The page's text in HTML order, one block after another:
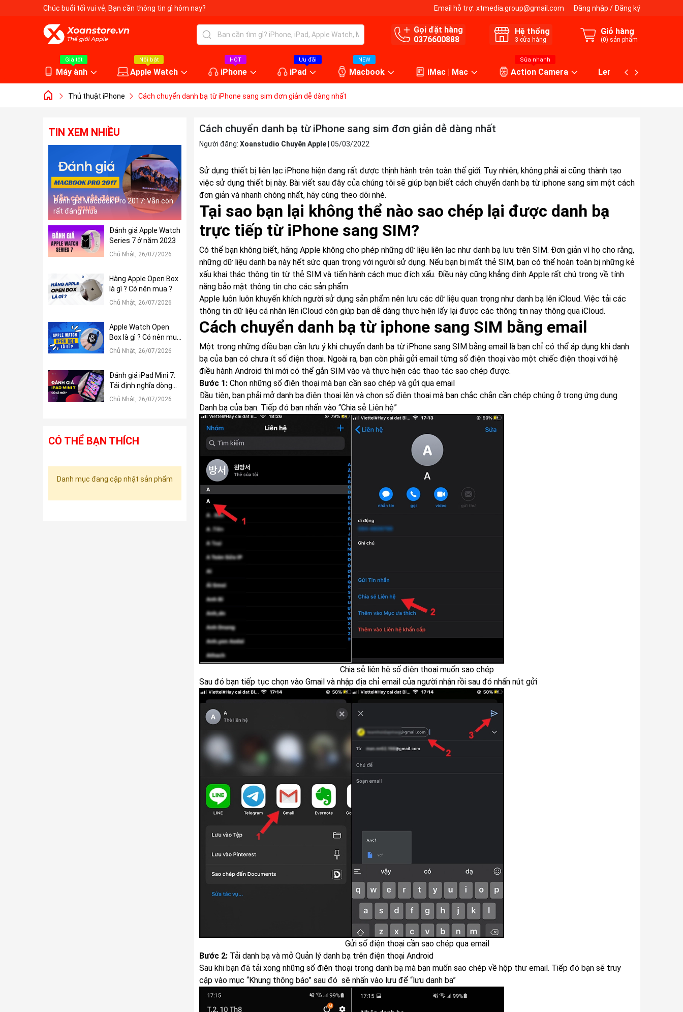
Chúc buổi tối vui vẻ, Bạn cần thông tin gì hôm nay? Email hỗ trợ: xtmedia.group@gmail.com Đăng nhập / Đăng ký
Gọi đặt hàng
0376600888
Hệ thống
3 cửa hàng
Giỏ hàng
(0) sản phẩm
Giá tốt
Máy ành
Nổi bật
Apple Watch
HOT
iPhone
Ưu đãi
iPad
NEW
Macbook iMac | Mac
Sửa nhanh
Action Camera Lens máy ảnh
Thủ thuật iPhone Cách chuyển danh bạ từ iPhone sang sim đơn giản dễ dàng nhất
Cách chuyển danh bạ từ iPhone sang sim đơn giản dễ dàng nhất
Người đăng: Xoanstudio Chuyên Apple 05/03/2022
Sử dụng thiết bị liên lạc iPhone hiện đang rất được thịnh hành trên toàn thế giới. Tuy nhiên, không phải ai cũng thành tạo
việc sử dụng thiết bị này. Bài viết sau đây của chúng tôi sẽ giúp bạn biết cách chuyển danh bạ từ iphone sang sim một cách
đơn giản và nhanh chóng nhất, hãy cùng theo dõi nhé.
Tại sao bạn lại không thể nào sao chép lại được danh bạ
trực tiếp từ iPhone sang SIM?
Có thể bạn không biết, hãng Apple không cho phép những dữ liệu liên lạc như danh bạ lưu trên SIM. Đơn giản vì họ cho rằng,
những dữ liệu danh bạ này hết sức quan trọng với người sử dụng. Nếu bạn bị mất thẻ SIM, bạn có thể hoàn toàn bị những kẻ
xấu khai thác thông tin từ thẻ SIM và tiến hành cách mục đích xấu. Điều này cũng khẳng định Apple rất chú trong về tính
năng bảo mật thông tin cho các sản phẩm
Apple luôn luôn khuyến khích người sử dụng sản phẩm nên lưu các dữ liệu quan trọng như danh bạ lên iCloud. Việc tải các
thông tin dữ liệu cá nhân lên iCloud còn giúp bạn dễ dàng thực hiện lấy lại được các thông tin nay thông qua iCloud.
Cách chuyển danh bạ từ iphone sang SIM bằng email
Một trong những điều bạn cần lưu ý khi chuyển danh bạ từ iPhone sang SIM bằng email là bạn chỉ có thể áp dụng khi danh
bạ của bạn có chưa ít số điện thoại. Ngoài ra, bạn còn phải gửi email từng số điện thoại vào một chiếc điện thoại với hệ
điều hành Android thì mới có thể gắn SIM vào và thực hiện các thao tác sao chép được.
Bước 1: Chọn những số điện thoại mà bạn cần sao chép và gửi qua email
Đầu tiên, bạn phải mở danh bạ điện thoại lên và chọn số điện thoại mà bạn chắc chắn cần chép chúng ở trong ứng dụng
Danh bạ của bạn. Tiếp đó bạn nhấn vào “Chia sẻ Liên hệ”
Chia sẻ liên hệ số điện thoại muốn sao chép
Sau đó bạn tiếp tục chọn vào Gmail và nhập địa chỉ email của người nhận rồi sau đó nhấn nút gửi
Gửi số điện thoại cần sao chép qua email
Bước 2: Tải danh bạ và mở Quản lý danh bạ trên điện thoại Android
Sau khi bạn đã tải xong những số điện thoại trong danh bạ mà bạn muốn sao chép về hộp thư email. Tiếp đó bạn sẽ truy
cập vào mục “Khung thông báo” sau đó sẽ nhấn vào lưu để “lưu danh bạ”
TIN XEM NHIỀU
Đánh giá Macbook Pro 2017: Vẫn còn
rất đáng mua
Đánh giá Apple Watch
Series 7 ở năm 2023
Chủ Nhật, 26/07/2026
Hàng Apple Open Box
là gì ? Có nên mua ?
Chủ Nhật, 26/07/2026
Apple Watch Open
Box là gì ? Có nên mua
?
Chủ Nhật, 26/07/2026
Đánh giá iPad Mini 7:
Tái định nghĩa dòng
iPad Mini
Chủ Nhật, 26/07/2026
CÓ THỂ BẠN THÍCH
Danh mục đang cập nhật sản phẩm